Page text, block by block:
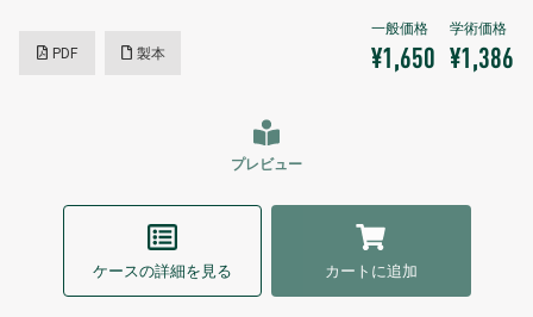
PDF 製本 ¥1,650 ¥1,386
プレビュー
ケースの詳細を見る カートに追加